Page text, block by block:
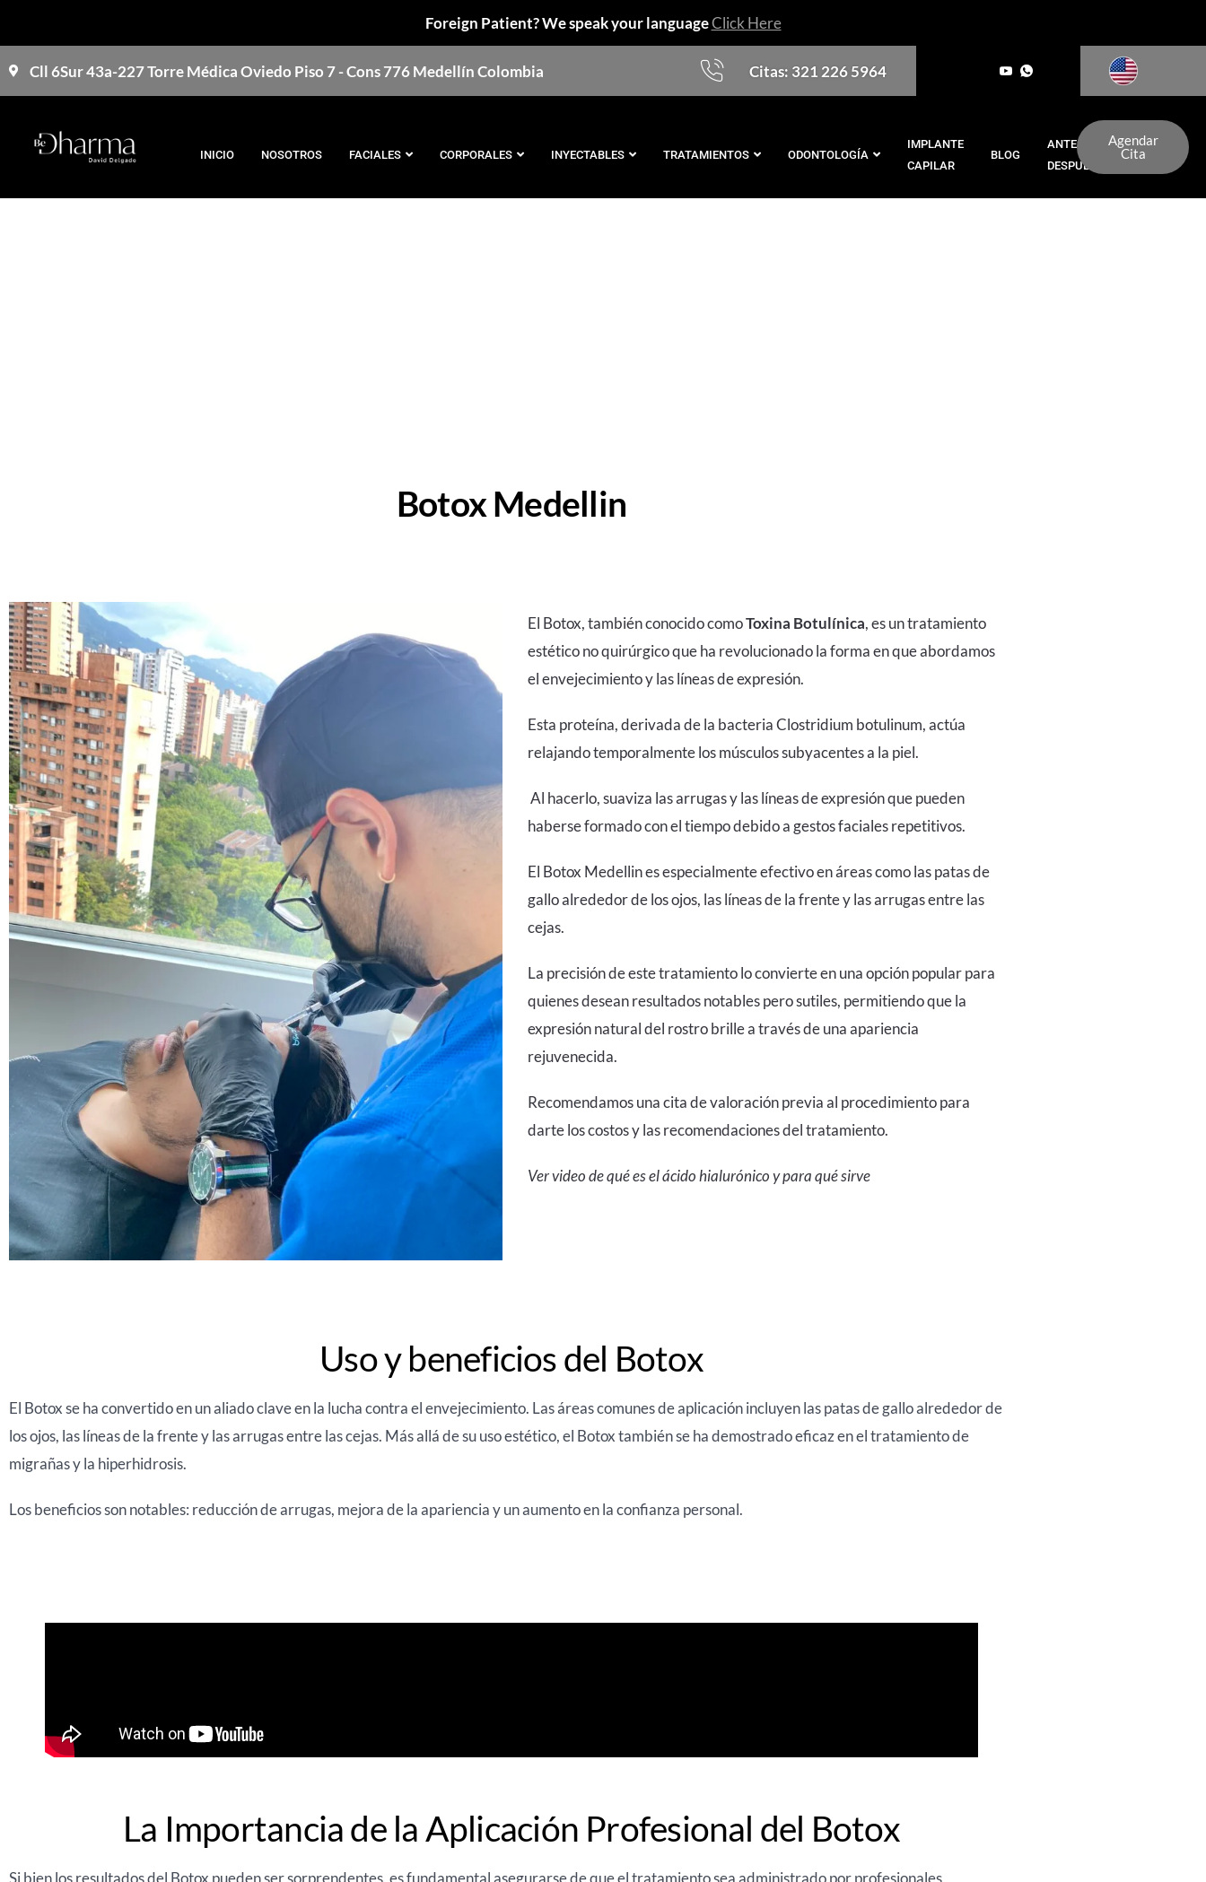
Foreign Patient? We speak your languageClick Here
Cll 6Sur 43a-227 Torre Médica Oviedo Piso 7 - Cons 776 Medellín Colombia Citas: 321 226 5964
INICIO NOSOTROS FACIALES CORPORALES INYECTABLES TRATAMIENTOS ODONTOLOGÍA
IMPLANTE
CAPILAR
BLOG
ANTES Y
DESPUÉS
Agendar
Cita
Botox Medellin
El Botox, también conocido comoToxina Botulínica, es un tratamiento
estético no quirúrgico que ha revolucionado la forma en que abordamos
el envejecimiento y las líneas de expresión.
Esta proteína, derivada de la bacteria Clostridium botulinum, actúa
relajando temporalmente los músculos subyacentes a la piel.
Al hacerlo, suaviza las arrugas y las líneas de expresión que pueden
haberse formado con el tiempo debido a gestos faciales repetitivos.
El Botox Medellin es especialmente efectivo en áreas como las patas de
gallo alrededor de los ojos, las líneas de la frente y las arrugas entre las
cejas.
La precisión de este tratamiento lo convierte en una opción popular para
quienes desean resultados notables pero sutiles, permitiendo que la
expresión natural del rostro brille a través de una apariencia
rejuvenecida.
Recomendamos una cita de valoración previa al procedimiento para
darte los costos y las recomendaciones del tratamiento.
Ver video de qué es el ácido hialurónico y para qué sirve
Uso y beneficios del Botox
El Botox se ha convertido en un aliado clave en la lucha contra el envejecimiento. Las áreas comunes de aplicación incluyen las patas de gallo alrededor de
los ojos, las líneas de la frente y las arrugas entre las cejas. Más allá de su uso estético, el Botox también se ha demostrado eficaz en el tratamiento de
migrañas y la hiperhidrosis.
Los beneficios son notables: reducción de arrugas, mejora de la apariencia y un aumento en la confianza personal.
La Importancia de la Aplicación Profesional del Botox
Si bien los resultados del Botox pueden ser sorprendentes, es fundamental asegurarse de que el tratamiento sea administrado por profesionales